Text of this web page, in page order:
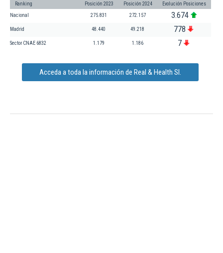
Ranking Posición 2023 Posición 2024 Evolución Posiciones
Nacional 275.831 272.157 3.674
Madrid 48.440 49.218 778
Sector CNAE 6832 1.179 1.186 7
Acceda a toda la información de Real & Health Sl.